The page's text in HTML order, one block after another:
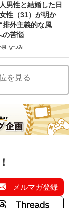
男性と結婚した日
性（31）が明か
排外主義的な風
の苦悩
泉 なつみ
を見る
メルマガ登録